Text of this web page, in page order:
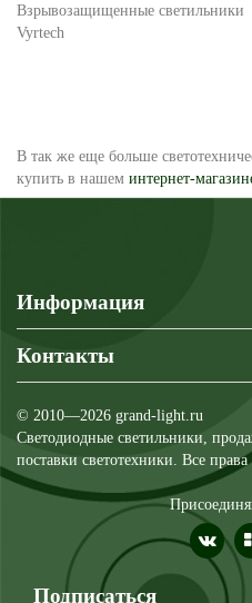
Взрывозащищенные светильники
Vyrtech
В так же еще больше
купить в нашем интернет-
Информация
Контакты
© 2010—2026 grand-light.ru
Светодиодные светильники,
поставки светотехники. Все
Подписаться